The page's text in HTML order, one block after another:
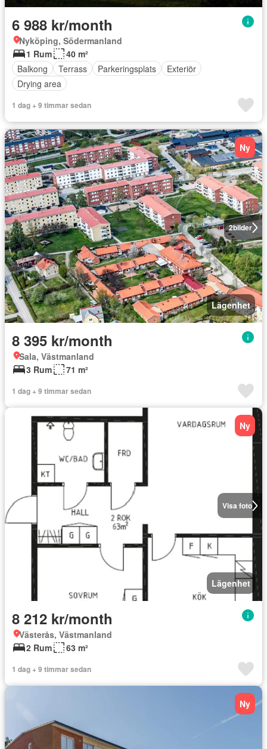
6 988 kr/month
Nyköping, Södermanland
1 Rum
40 m²
Balkong
Terrass Parkeringsplats
Exteriör
Drying area
1 dag + 9 timmar sedan
2bilder
Ny
Lägenhet
8 395 kr/month
Sala, Västmanland
3 Rum
71 m²
1 dag + 9 timmar sedan
Visa foto
Ny
Lägenhet
8 212 kr/month
Västerås, Västmanland
2 Rum
63 m²
1 dag + 9 timmar sedan
Ny